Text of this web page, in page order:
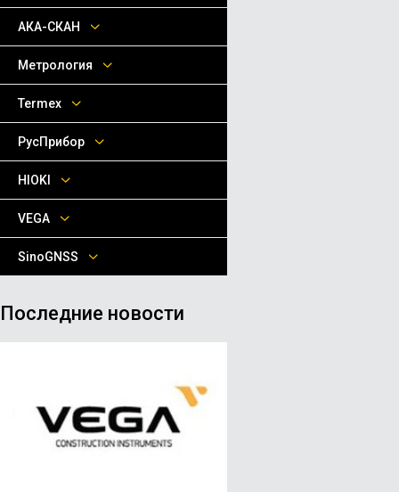
АКА-СКАН
Метрология
Termex
РусПрибор
HIOKI
VEGA
SinoGNSS
Последние новости